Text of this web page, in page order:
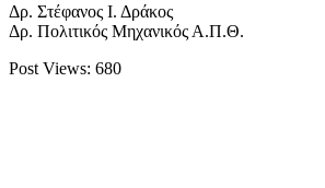
Δρ. Στέφανος Ι. Δράκος
Δρ. Πολιτικός Μηχανικός Α.Π.Θ.
Post Views: 680